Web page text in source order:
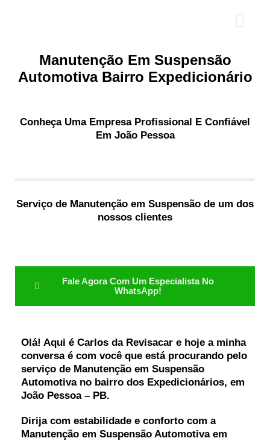
Manutenção Em Suspensão
Automotiva Bairro Expedicionário
Conheça Uma Empresa Profissional E Confiável
Em João Pessoa
Serviço de Manutenção em Suspensão de um dos
nossos clientes
Fale Agora Com Um Especialista No
WhatsApp!
Olá! Aqui é Carlos da Revisacar e hoje a minha
conversa é com você que está procurando pelo
serviço de Manutenção em Suspensão
Automotivano bairro dos Expedicionários, em
João Pessoa – PB.
Dirija com estabilidade e conforto com a
Manutenção em Suspensão Automotiva em